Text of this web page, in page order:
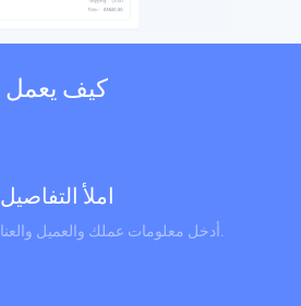
كيف يعمل
املأ التفاصيل